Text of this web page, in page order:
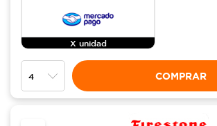
X unidad
COMPRAR